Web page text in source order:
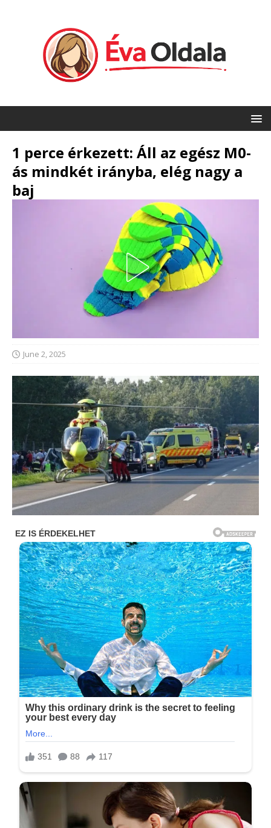
1 perce érkezett: Áll az egész M0-
ás mindkét irányba, elég nagy a
baj
June 2, 2025